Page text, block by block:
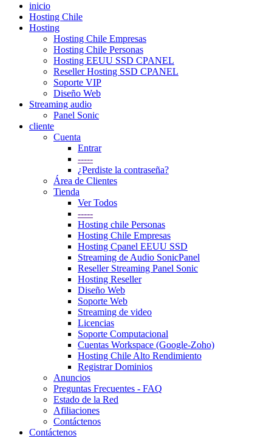
inicio
Hosting Chile
Hosting
Hosting Chile Empresas
Hosting Chile Personas
Hosting EEUU SSD CPANEL
Reseller Hosting SSD CPANEL
Soporte VIP
Diseño Web
Streaming audio
Panel Sonic
cliente
Cuenta
Entrar
-----
¿Perdiste la contraseña?
Área de Clientes
Tienda
Ver Todos
-----
Hosting chile Personas
Hosting Chile Empresas
Hosting Cpanel EEUU SSD
Streaming de Audio SonicPanel
Reseller Streaming Panel Sonic
Hosting Reseller
Diseño Web
Soporte Web
Streaming de video
Licencias
Soporte Computacional
Cuentas Workspace (Google-Zoho)
Hosting Chile Alto Rendimiento
Registrar Dominios
Anuncios
Preguntas Frecuentes - FAQ
Estado de la Red
Afiliaciones
Contáctenos
Contáctenos